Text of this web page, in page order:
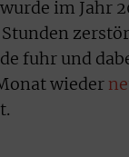
im Jahr
fuhr und
wieder